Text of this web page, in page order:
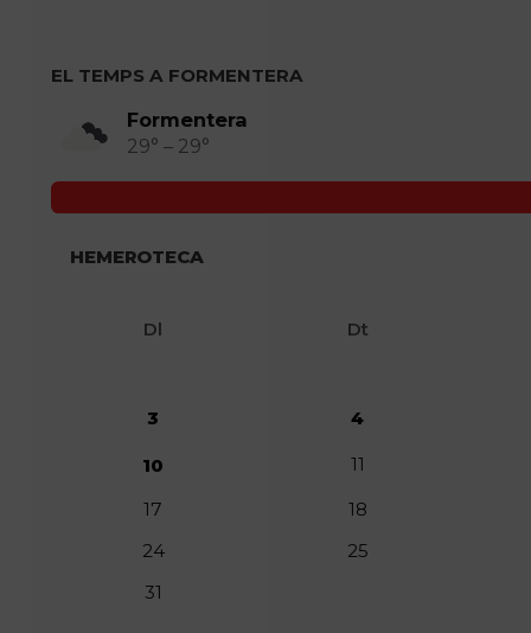
EL TEMPS A FORMENTERA
Formentera
29° – 29°
HEMEROTECA
Dl Dt
3 4
10
11
17
18
24
25
31